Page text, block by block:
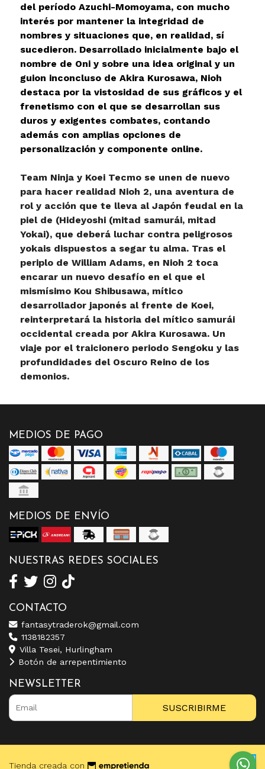
del período Azuchi-Momoyama, con mucho
interés por mantener la integridad de
nombres y situaciones que, en realidad, sí
sucedieron. Desarrollado inicialmente bajo el
nombre de Oni y sobre una idea original y un
guion inconcluso de Akira Kurosawa, Nioh
destaca por la vistosidad de sus gráficos y el
frenetismo con el que se desarrollan sus
duros y exigentes combates, contando
además con amplias opciones de
personalización y componente online.
Team Ninja y Koei Tecmo se unen de nuevo
para hacer realidad Nioh 2, una aventura de
rol y acción que te lleva al Japón feudal en la
piel de (Hideyoshi (mitad samurái, mitad
Yokai), que deberá luchar contra peligrosos
yokais dispuestos a segar tu alma. Tras el
periplo de William Adams, en Nioh 2 toca
encarar un nuevo desafío en el que el
mismísimo Kou Shibusawa, mítico
desarrollador japonés al frente de Koei,
reinterpretará la historia del mítico samurái
occidental creada por Akira Kurosawa. Un
viaje por el traicionero periodo Sengoku y las
profundidades del Oscuro Reino de los
demonios.
MEDIOS DE PAGO
MEDIOS DE ENVÍO
NUESTRAS REDES SOCIALES
CONTACTO
fantasytraderok@gmail.com
1138182357
Villa Tesei, Hurlingham
Botón de arrepentimiento
NEWSLETTER
SUSCRIBIRME
Tienda creada con